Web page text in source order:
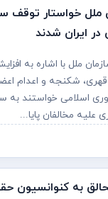
ملل خواستار توقف
ایران شدند
ملل با اشاره به
قهری، شکنجه و اعدام
اسلامی خواستند به
علیه مخالفان پایا...
به کنوانسیون